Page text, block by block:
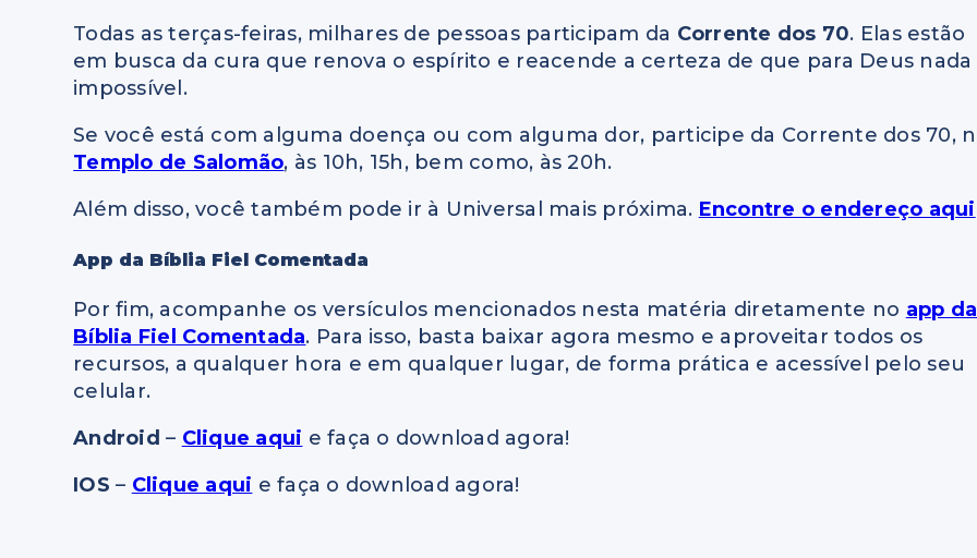
Todas as terças-feiras, milhares de pessoas participam da Corrente dos 70. Elas estão
em busca da cura que renova o espírito e reacende a certeza de que para Deus nada
impossível.
Se você está com alguma doença ou com alguma dor, participe da Corrente dos 70,
Templo de Salomão, às 10h, 15h, bem como, às 20h.
Além disso, você também pode ir à Universal mais próxima. Encontre o endereço aqui
App da Bíblia Fiel Comentada
Por fim, acompanhe os versículos mencionados nesta matéria diretamente no app da
Bíblia Fiel Comentada. Para isso, basta baixar agora mesmo e aproveitar todos os
recursos, a qualquer hora e em qualquer lugar, de forma prática e acessível pelo seu
celular.
Android – Clique aqui e faça o download agora!
IOS – Clique aqui e faça o download agora!